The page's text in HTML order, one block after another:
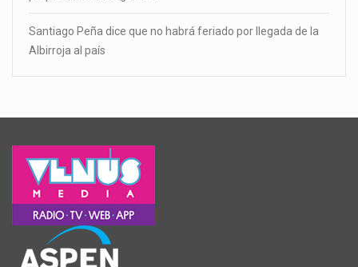
Santiago Peña dice que no habrá feriado por llegada de la
Albirroja al país